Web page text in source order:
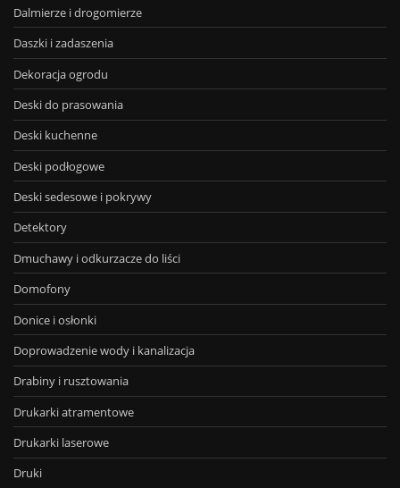
Dalmierze i drogomierze
Daszki i zadaszenia
Dekoracja ogrodu
Deski do prasowania
Deski kuchenne
Deski podłogowe
Deski sedesowe i pokrywy
Detektory
Dmuchawy i odkurzacze do liści
Domofony
Donice i osłonki
Doprowadzenie wody i kanalizacja
Drabiny i rusztowania
Drukarki atramentowe
Drukarki laserowe
Druki